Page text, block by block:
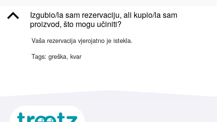
B
Izgubio/la sam rezervaciju, ali kupio/la sam
proizvod, što mogu učiniti?
Vaša rezervacija vjerojatno je istekla.
Tags: greška, kvar